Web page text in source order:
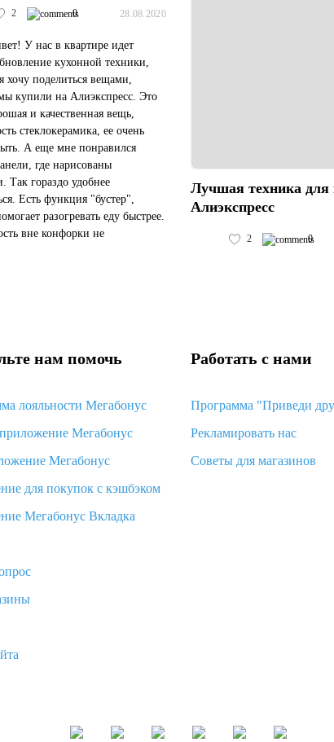
2 0 28.08.2020
У нас в квартире идет
кухонной техники,
хочу поделиться вещами,
купили на Алиэкспресс. Это
и качественная вещь,
стеклокерамика, ее очень
А еще мне понравился
где нарисованы
Так гораздо удобнее
Есть функция "бустер",
разогревать еду быстрее.
вне конфорки не
Лучшая техника для
Алиэкспресс
2 0
нам помочь
лояльности Мегабонус
Мегабонус
Мегабонус
для покупок с кэшбэком
Мегабонус Вкладка
Работать с нами
Программа "Приведи
Рекламировать нас
Советы для магазинов